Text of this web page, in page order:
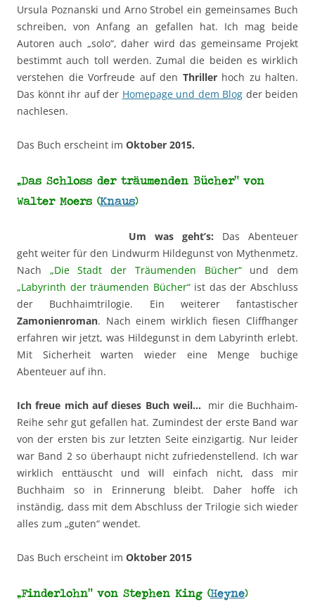
Ursula Poznanski und Arno Strobel ein gemeinsames Buch
schreiben, von Anfang an gefallen hat. Ich mag beide
Autoren auch „solo“, daher wird das gemeinsame Projekt
bestimmt auch toll werden. Zumal die beiden es wirklich
verstehen die Vorfreude auf den Thrillerhoch zu halten.
Das könnt ihr auf der Homepage und dem Blog der beiden
nachlesen.
Das Buch erscheint im Oktober 2015.
„Das Schloss der träumenden Bücher“ von
Walter Moers (Knaus)
Um was geht’s: Das Abenteuer
geht weiter für den Lindwurm Hildegunst von Mythenmetz.
Nach „Die Stadt der Träumenden Bücher“und dem
„Labyrinth der träumenden Bücher“ist das der Abschluss
der Buchhaimtrilogie. Ein weiterer fantastischer
Zamonienroman. Nach einem wirklich fiesen Cliffhanger
erfahren wir jetzt, was Hildegunst in dem Labyrinth erlebt.
Mit Sicherheit warten wieder eine Menge buchige
Abenteuer auf ihn.
Ich freue mich auf dieses Buch weil… mir die Buchhaim-
Reihe sehr gut gefallen hat. Zumindest der erste Band war
von der ersten bis zur letzten Seite einzigartig. Nur leider
war Band 2 so überhaupt nicht zufriedenstellend. Ich war
wirklich enttäuscht und will einfach nicht, dass mir
Buchhaim so in Erinnerung bleibt. Daher hoffe ich
inständig, dass mit dem Abschluss der Trilogie sich wieder
alles zum „guten“ wendet.
Das Buch erscheint im Oktober 2015
„Finderlohn“ von Stephen King (Heyne)